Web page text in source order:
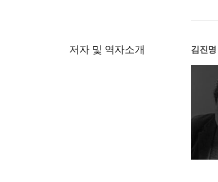
저자 및 역자소개 김진명